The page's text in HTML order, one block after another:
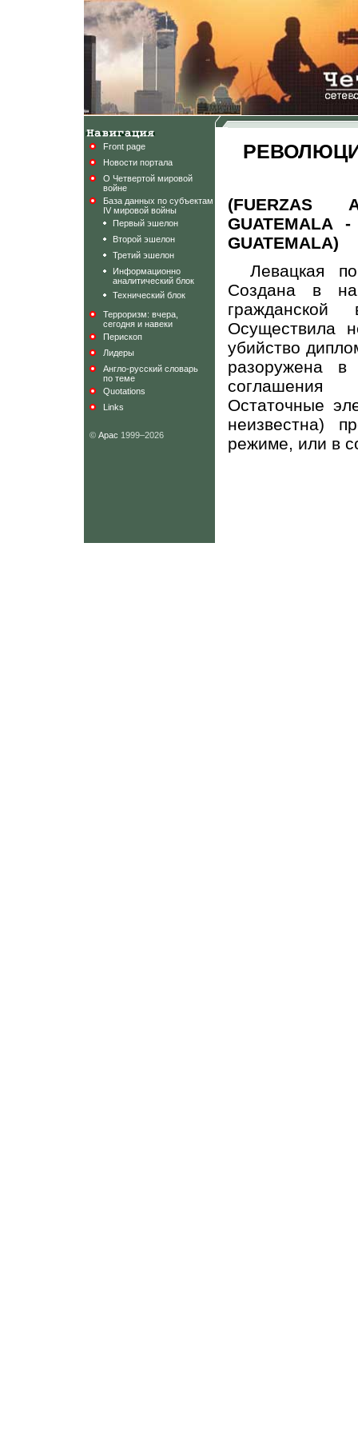
Front page
Новости портала
О Четвертой мировой
войне
База данных по субъектам
IV мировой войны
Первый эшелон
Второй эшелон
Третий эшелон
Информационно
аналитический блок
Технический блок
Терроризм: вчера,
сегодня и навеки
Перископ
Лидеры
Англо-русский словарь
по теме
Quotations
Links
© Арас 1999–2026
(FUERZAS
GUATEMALA
GUATEMALA)
Левацкая
Создана в
Осуществила
убийство
разоружена в
соглашения
Остаточные
неизвестна)
режиме, или в